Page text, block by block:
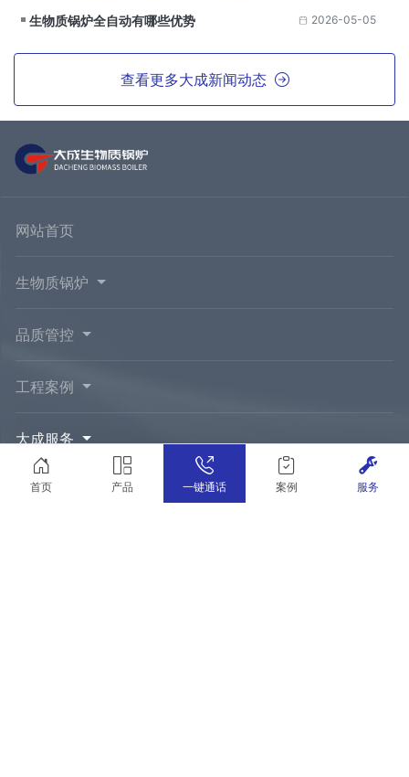
生物质锅炉全自动有哪些优势 2026-05-05
查看更多大成新闻动态
首页 产品 一键通话 案例 服务
网站首页
生物质锅炉
品质管控
工程案例
大成服务
新闻资讯